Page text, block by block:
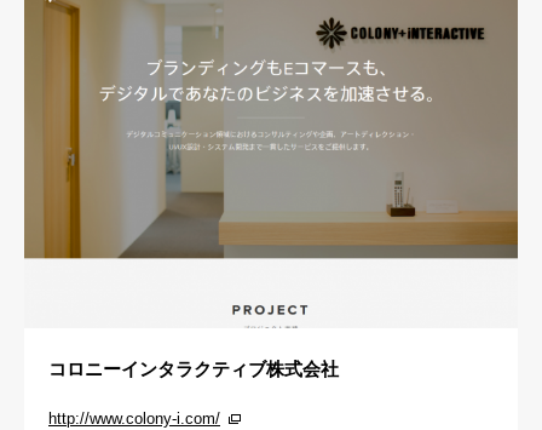
コロニーインタラクティブ株式会社
http://www.colony-i.com/